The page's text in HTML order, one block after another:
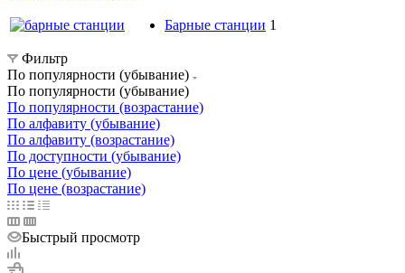
Барные станции 1
Фильтр
По популярности (убывание)
По популярности (убывание)
По популярности (возрастание)
По алфавиту (убывание)
По алфавиту (возрастание)
По доступности (убывание)
По цене (убывание)
По цене (возрастание)
Быстрый просмотр